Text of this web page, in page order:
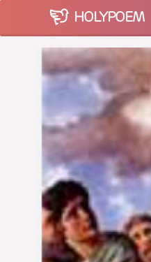
HOLYPOEM